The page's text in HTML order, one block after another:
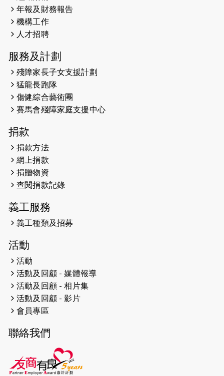
2026-05-22
2026-05-21
2026-05-14
（19:00開始）
2026-05-07
開始）
2026-04-30
2026-04-25
2026-04-24
2026-04-23
2026-04-19
2026-04-16
猛龍長跑隊恆常練習 - 4月16日
（19:00開始）
2026-04-12
2026-04-11
2026-04-10 太古家＋賞系列：漫步魔術與音樂
年報及財務報告
機構工作
人才招聘
服務及計劃
殘障家長子女支援計劃
猛龍長跑隊
傷健綜合藝術團
賽馬會殘障家庭支援中心
捐款
捐款方法
網上捐款
捐贈物資
查閱捐款記錄
義工服務
義工種類及招募
活動
活動
活動及回顧 - 媒體報導
活動及回顧 - 相片集
活動及回顧 - 影片
會員專區
聯絡我們